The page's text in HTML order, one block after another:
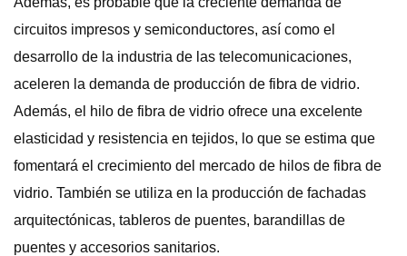
circuitos impresos y semiconductores, así como el
desarrollo de la industria de las telecomunicaciones,
aceleren la demanda de producción de fibra de vidrio.
Además, el hilo de fibra de vidrio ofrece una excelente
elasticidad y resistencia en tejidos, lo que se estima que
fomentará el crecimiento del mercado de hilos de fibra de
vidrio. También se utiliza en la producción de fachadas
arquitectónicas, tableros de puentes, barandillas de
puentes y accesorios sanitarios.